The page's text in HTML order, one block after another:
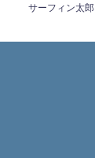
サーフィン太郎